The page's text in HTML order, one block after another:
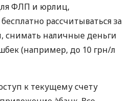
ФЛП и юрлиц,
рассчитываться за
снимать наличные деньги
(например, до 10 грн/л
к текущему счету